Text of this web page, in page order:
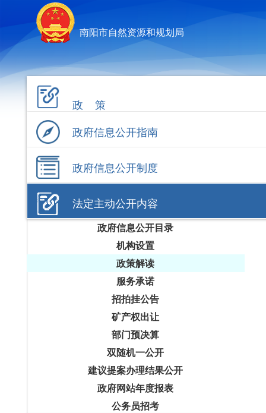
南阳市自然资源和规划局
政 策
政府信息公开指南
政府信息公开制度
法定主动公开内容
政府信息公开目录
机构设置
政策解读
服务承诺
招拍挂公告
矿产权出让
部门预决算
双随机一公开
建议提案办理结果公开
政府网站年度报表
公务员招考